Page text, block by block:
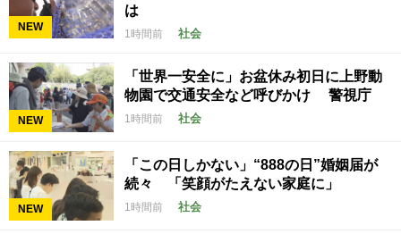
NEW
は
1時間前 社会
NEW
「世界一安全に」お盆休み初日に上野動
物園で交通安全など呼びかけ 警視庁
1時間前 社会
NEW
「この日しかない」“888の日”婚姻届が
続々 「笑顔がたえない家庭に」
1時間前 社会